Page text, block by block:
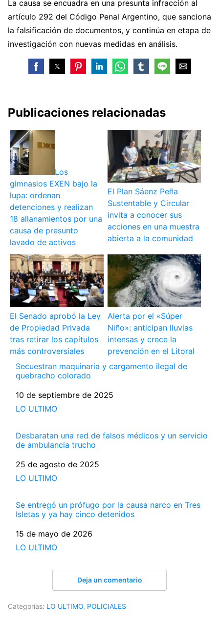
La causa se encuadra en una presunta infracción al
artículo 292 del Código Penal Argentino, que sanciona
la falsificación de documentos, y continúa en etapa de
investigación con nuevas medidas en análisis.
Publicaciones relacionadas
Los
gimnasios EXEN bajo la
lupa: ordenan
detenciones y realizan
18 allanamientos por una
causa de presunto
lavado de activos
El Plan Sáenz Peña
Sustentable y Circular
invita a conocer sus
acciones en una muestra
abierta a la comunidad
El Senado aprobó la Ley
de Propiedad Privada
tras retirar los capítulos
más controversiales
Alerta por el «Súper
Niño»: anticipan lluvias
intensas y crece la
prevención en el Litoral
Secuestran maquinaria y cargamento ilegal de
quebracho colorado
Fecha
10 de septiembre de 2025
Respecto a
LO ULTIMO
Desbaratan una red de falsos médicos y un servicio
de ambulancia trucho
Fecha
25 de agosto de 2025
Respecto a
LO ULTIMO
Se entregó un prófugo por la causa narco en Tres
Isletas y ya hay cinco detenidos
Fecha
15 de mayo de 2026
Respecto a
LO ULTIMO
Deja un comentario
Categorías: LO ULTIMO, POLICIALES